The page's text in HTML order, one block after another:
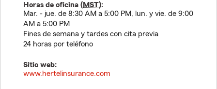
Horas de oficina (MST):
Mar. - jue. de 8:30 AM a 5:00 PM, lun. y vie. de 9:00
AM a 5:00 PM
Fines de semana y tardes con cita previa
24 horas por teléfono
Sitio web:
www.hertelinsurance.com